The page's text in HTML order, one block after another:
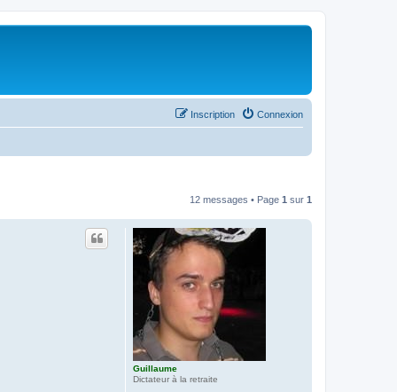
Connexion
Inscription
12 messages • Page 1 sur 1
Guillaume
Dictateur à la retraite